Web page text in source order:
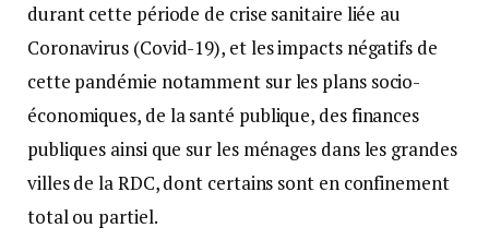
durant cette période de crise sanitaire liée au
Coronavirus (Covid-19), et les impacts négatifs de
cette pandémie notamment sur les plans socio-
économiques, de la santé publique, des finances
publiques ainsi que sur les ménages dans les grandes
villes de la RDC, dont certains sont en confinement
total ou partiel.